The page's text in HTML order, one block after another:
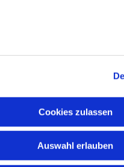
Cookies zulassen
Auswahl erlauben
um diese Karte
Accept cookies